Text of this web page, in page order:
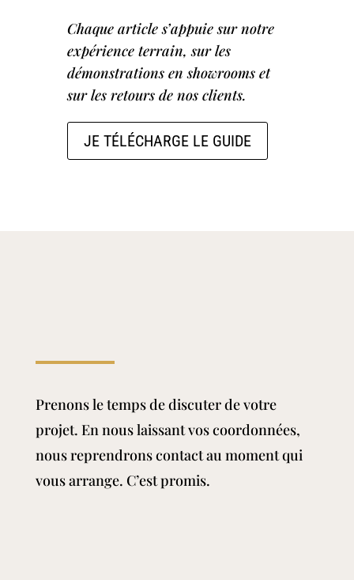
Chaque article s’appuie sur notre
expérience terrain, sur les
démonstrations en showrooms et
sur les retours de nos clients.
JE TÉLÉCHARGE LE GUIDE
Prenons le temps de discuter de votre
projet. En nous laissant vos coordonnées,
nous reprendrons contact au moment qui
vous arrange. C’est promis.